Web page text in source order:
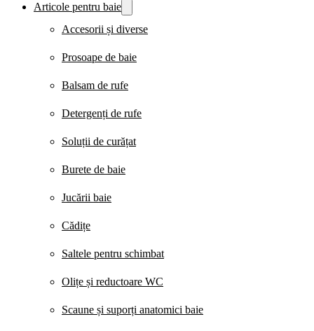
Articole pentru baie
Accesorii și diverse
Prosoape de baie
Balsam de rufe
Detergenți de rufe
Soluții de curățat
Burete de baie
Jucării baie
Cădițe
Saltele pentru schimbat
Olițe și reductoare WC
Scaune și suporți anatomici baie